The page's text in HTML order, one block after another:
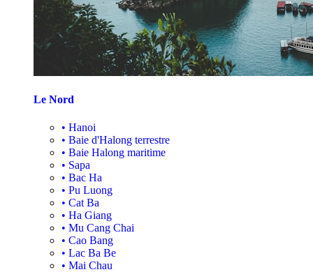
Le Nord
• Hanoi
• Baie d'Halong terrestre
• Baie Halong maritime
• Sapa
• Bac Ha
• Pu Luong
• Cat Ba
• Ha Giang
• Mu Cang Chai
• Cao Bang
• Lac Ba Be
• Mai Chau